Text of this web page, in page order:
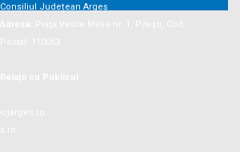
Consiliul Județean Argeș